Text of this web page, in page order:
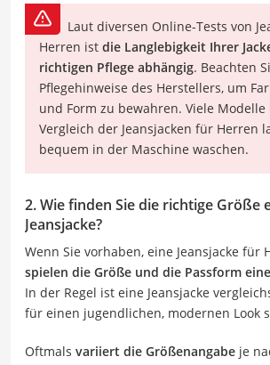
Laut diversen Online-Tests von
Herren ist die Langlebigkeit Ihrer
richtigen Pflege abhängig. Beachten
Pflegehinweise des Herstellers, um
und Form zu bewahren. Viele
Vergleich der Jeansjacken für Herren
bequem in der Maschine waschen.
2. Wie finden Sie die richtige Größe
Jeansjacke?
Wenn Sie vorhaben, eine Jeansjacke für
spielen die Größe und die Passform
In der Regel ist eine Jeansjacke
für einen jugendlichen, modernen Look
Oftmals variiert die Größenangabe je